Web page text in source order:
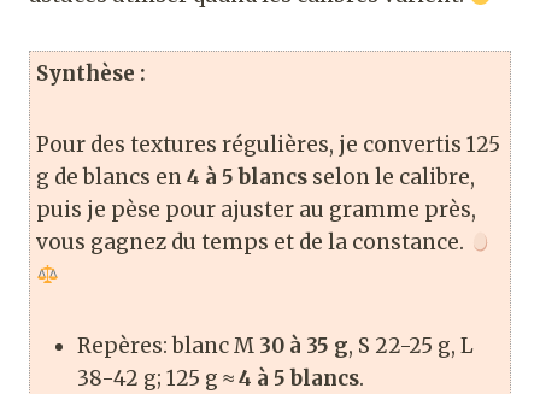
Synthèse :
Pour des textures régulières, je convertis 125
g de blancs en4 à 5 blancs selon le calibre,
puis je pèse pour ajuster au gramme près,
vous gagnez du temps et de la constance.
Repères: blanc M 30 à 35 g, S 22-25 g, L
38-42 g; 125 g ≈4 à 5 blancs.